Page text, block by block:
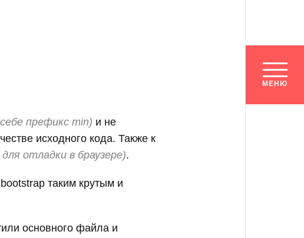
префикс min) и не
исходного кода. Также к
отладки в браузере).
таким крутым и
основного файла и
МЕНЮ